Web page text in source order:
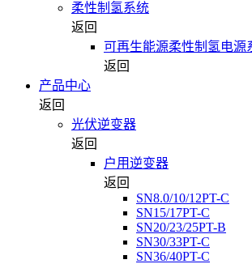
柔性制氢系统
返回
可再生能源柔性制氢电源
返回
产品中心
返回
光伏逆变器
返回
户用逆变器
返回
SN8.0/10/12PT-C
SN15/17PT-C
SN20/23/25PT-B
SN30/33PT-C
SN36/40PT-C